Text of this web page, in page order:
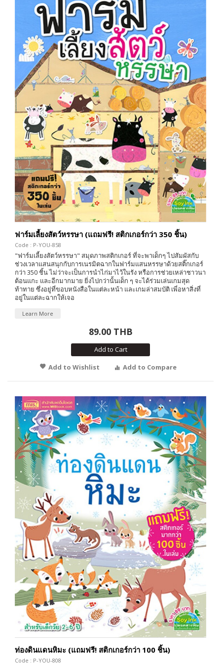
ฟาร์มเลี้ยงสัตว์หรรษา (แถมฟรี! สติกเกอร์กว่า 350 ชิ้น)
Code : P-YOU-858
"ฟาร์มเลี้ยงสัตว์หรรษา" สมุดภาพสติกเกอร์ ที่จะพาเด็กๆ ไปสัมผัสกับ
ช่วงเวลาแสนสนุกกับการเนรมิตฉากในฟาร์มแสนหรรษาด้วยสติ๊กเกอร์
กว่า 350 ชิ้น ไม่ว่าจะเป็นการนำไก่มาไว้ในรัง หรือการช่วยเหล่าชาวนา
ต้อนแกะ และอีกมากมาย ยิ่งไปกว่านั้นเด็ก ๆ จะได้ร่วมเล่นเกมสุด
ท้าทาย ซึ่งอยู่ที่ขอบหนังสือในแต่ละหน้า และเกมล่าสมบัติ เพี่อหาสิ่งที่
อยู่ในแต่ละฉากให้เจอ
Learn More
89.00 THB
Add to Cart
Add to Wishlist
Add to Compare
ท่องดินแดนหิมะ (แถมฟรี! สติกเกอร์กว่า 100 ชิ้น)
Code : P-YOU-808